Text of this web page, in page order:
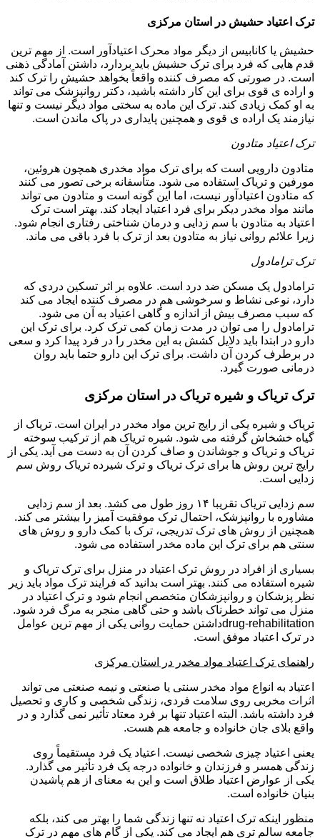
ترک اعتیاد حشیش در استان مرکزی
حشیش یا کانابیس از دیگر مواد محرک اعتیادآور است. از مهم ترین
قدم هایی که فرد برای ترک حشیش باید بردارد، داشتن آمادگی ذهنی
است. در صورتی که مصرف کننده واقعاً بخواهد حشیش را ترک کند
و اراده ی قوی برای این کار داشته باشید، دکتر روانپزشک می تواند
به او کمک زیادی کند. ترک این ماده به سختی مواد دیگر نیست و تنها
نیازمند یک اراده ی قوی و همچنین پایداری در پاک ماندن است.
ترک اعتیاد متادون
متادون دارویی است که برای ترک مواد مخدری همچون هروئین،
مورفین و تریاک استفاده می شود. متأسفانه برخی تصور می کنند
که متادون اعتیادآور نیست، اما این گونه است و متادون می تواند
مانند مواد مخدر دیکر برای فرد اعتیاد ایجاد کند. بهتر است ترک
اعتیاد به متادون با سم زدایی و درمان شناختی رفتاری انجام شود.
زیرا علائم روانی نیاز به متادون بعد از ترک با فرد باقی می ماند.
ترک ترامادول
ترامادول یک مسکن ضد درد است. علاوه بر اثر تسکین دردی که
دارد، نوعی نشاط و سرخوشی هم در مصرف کننده ایجاد می کند
که سبب مصرف بیش از اندازه و گاهی اعتیاد به آن می شود.
ترامادول را می توان در مدت زمان کمی ترک کرد. برای ترک این
دارو در ابتدا باید دلایل کشش به این مخدر را در فرد پیدا کرد و سعی
در برطرف کردن آن داشت. برای ترک این دارو حتما باید روان
درمانی صورت گیرد.
ترک تریاک و شیره تریاک در استان مرکزی
تریاک و شیره یکی از رایج ترین مواد مخدر در ایران است. تریاک از
گیاه خشخاش گرفته می شود. شیره تریاک هم از ترکیب سوخته
تریاک و تریاک و جوشاندن و صاف کردن آن به دست می آید. یکی از
رایج ترین روش ها برای ترک تریاک و ترک شیرده تریاک روش سم
زدایی است.
سم زدایی تریاک تقریبا ۱۴ روز طول می کشد. بعد از سم زدایی
مشاوره با روانپزشک، احتمال ترک موفقیت آمیز را بیشتر می کند.
همچنین از روش های ترک تدریجی، ترک با کمک دارو و روش های
سنتی هم برای ترک این ماده مخدر استفاده می شود.
بسیاری از افراد در روش ترک اعتیاد در منزل برای ترک تریاک و
شیره استفاده می کنند. بهتر است بدانید که فرایند ترک مواد باید زیر
نظر پزشکان و روانپزشکان متخصص انجام شود و ترک اعتیاد در
منزل می تواند خطرناک باشد و حتی گاهی منجر به مرگ فرد شود.
drug-rehabilitationداشتن حمایت روانی یکی از مهم ترین عوامل
در ترک اعتیاد موفق است.
راهنمای ترک اعتیاد مواد مخدر در استان مرکزی
اعتیاد به انواع مواد مخدر سنتی یا صنعتی و نیمه صنعتی می تواند
اثرات مخربی روی سلامت فردی، زندگی شخصی و کاری و تحصیل
فرد داشته باشد. البته اعتیاد تنها بر فرد معتاد تأثیر نمی گذارد و در
واقع بلای جان خانواده و جامعه هم هست.
یعنی اعتیاد چیزی شخصی نیست. اعتیاد یک فرد مستقیماً روی
زندگی همسر و فرزندان و خانواده درجه یک فرد تأثیر می گذارد.
یکی از عوارض اعتیاد طلاق است و این به معنای از هم پاشیدن
بنیان خانواده است.
منظور اینکه ترک اعتیاد نه تنها زندگی شما را بهتر می کند، بلکه
جامعه سالم تری هم ایجاد می کند. یکی از گام های مهم در ترک